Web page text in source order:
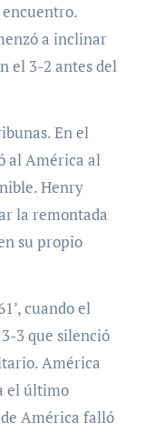
a inclinar
el 3-2 antes del
En el
al América al
Henry
la remontada
su propio
cuando el
3 que silenció
América
el último
América falló